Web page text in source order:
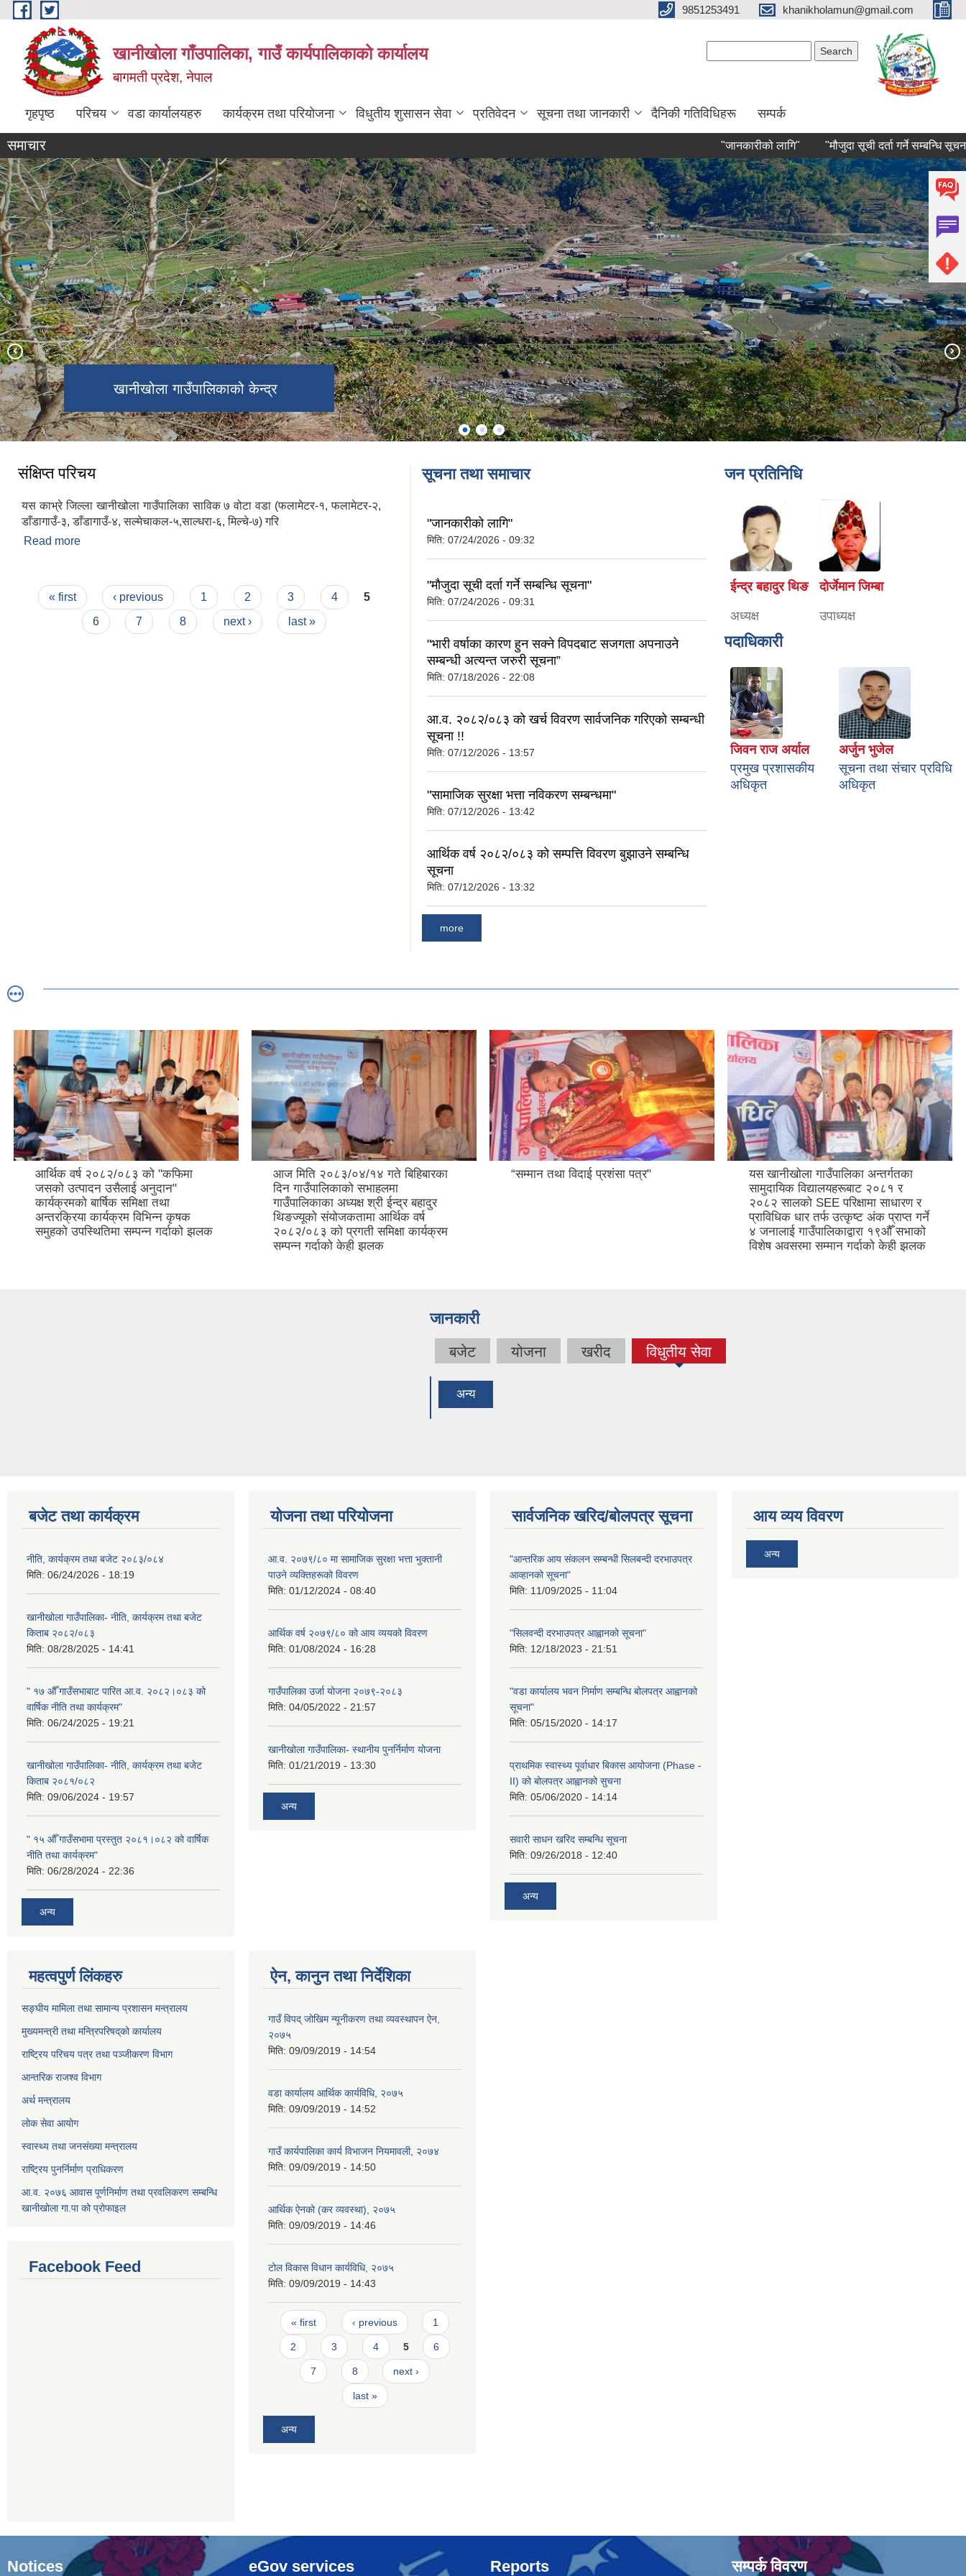
Skip to main content 9851253491 khanikholamun@gmail.com
खानीखोला गाँउपालिका, गाउँ कार्यपालिकाको कार्यालय
बागमती प्रदेश, नेपाल
गृहपृष्ठ परिचय वडा कार्यालयहरु कार्यक्रम तथा परियोजना विधुतीय शुसासन सेवा प्रतिवेदन सूचना तथा जानकारी दैनिकी गतिविधिहरू सम्पर्क
समाचार "जानकारीको लागि" "मौजुदा सूची दर्ता गर्ने सम्बन्धि सूचना"
खानीखोला गाउँपालिकाको केन्द्र
खानीखोला गाउँपालिकाको पुरा दृश्य
खानीखोला गाउँपालिका वडा नं. २ स्थित
भिमसेनथान मन्दिर
संक्षिप्त परिचय
यस काभ्रे जिल्ला खानीखोला गाउँपालिका साविक ७ वोटा वडा (फलामेटर-१, फलामेटर-२,
डाँडागाउँ-३, डाँडागाउँ-४, सल्मेचाकल-५,साल्धरा-६, मिल्चे-७) गरि
Read more
Pages
« first ‹ previous 1 2 3 4
5
6
7 8 next › last »
सूचना तथा समाचार
"जानकारीको लागि"
मिति: 07/24/2026 - 09:32
"मौजुदा सूची दर्ता गर्ने सम्बन्धि सूचना"
मिति: 07/24/2026 - 09:31
"भारी वर्षाका कारण हुन सक्ने विपदबाट सजगता अपनाउने
सम्बन्धी अत्यन्त जरुरी सूचना”
मिति: 07/18/2026 - 22:08
आ.व. २०८२/०८३ को खर्च विवरण सार्वजनिक गरिएको सम्बन्धी
सूचना !!
मिति: 07/12/2026 - 13:57
"सामाजिक सुरक्षा भत्ता नविकरण सम्बन्धमा"
मिति: 07/12/2026 - 13:42
आर्थिक वर्ष २०८२/०८३ को सम्पत्ति विवरण बुझाउने सम्बन्धि
सूचना
मिति: 07/12/2026 - 13:32
more
जन प्रतिनिधि
ईन्द्र बहादुर थिङ
अध्यक्ष
दोर्जेमान जिम्बा
उपाध्यक्ष
पदाधिकारी
जिवन राज अर्याल
प्रमुख प्रशासकीय
अधिकृत
अर्जुन भुजेल
सूचना तथा संचार प्रविधि
अधिकृत
आर्थिक वर्ष २०८२/०८३ को "कफिमा
जसको उत्पादन उसैलाई अनुदान"
कार्यक्रमको बार्षिक समिक्षा तथा
अन्तरक्रिया कार्यक्रम विभिन्न कृषक
समुहको उपस्थितिमा सम्पन्न गर्दाको झलक
आज मिति २०८३/०४/१४ गते बिहिबारका
दिन गाउँपालिकाको सभाहलमा
गाउँपालिकाका अध्यक्ष श्री ईन्द्र बहादुर
थिङज्यूको संयोजकतामा आर्थिक वर्ष
२०८२/०८३ को प्रगती समिक्षा कार्यक्रम
सम्पन्न गर्दाको केही झलक
“सम्मान तथा विदाई प्रशंसा पत्र"
यस खानीखोला गाउँपालिका अन्तर्गतका
सामुदायिक विद्यालयहरूबाट २०८१ र
२०८२ सालको SEE परिक्षामा साधारण र
प्राविधिक धार तर्फ उत्कृष्ट अंक प्राप्त गर्ने
४ जनालाई गाउँपालिकाद्वारा १९औँ सभाको
विशेष अवसरमा सम्मान गर्दाको केही झलक
जानकारी
बजेट योजना खरीद विधुतीय सेवा
(active tab)
अन्य
बजेट तथा कार्यक्रम
नीति, कार्यक्रम तथा बजेट २०८३/०८४
मिति: 06/24/2026 - 18:19
खानीखोला गाउँपालिका- नीति, कार्यक्रम तथा बजेट
किताब २०८२/०८३
मिति: 08/28/2025 - 14:41
" १७ औँ गाउँसभाबाट पारित आ.व. २०८२।०८३ को
वार्षिक नीति तथा कार्यक्रम"
मिति: 06/24/2025 - 19:21
खानीखोला गाउँपालिका- नीति, कार्यक्रम तथा बजेट
किताब २०८१/०८२
मिति: 09/06/2024 - 19:57
" १५ औँ गाउँसभामा प्रस्तुत २०८१।०८२ को वार्षिक
नीति तथा कार्यक्रम"
मिति: 06/28/2024 - 22:36
अन्य
योजना तथा परियोजना
आ.व. २०७९/८० मा सामाजिक सुरक्षा भत्ता भुक्तानी
पाउने व्यक्तिहरूको विवरण
मिति: 01/12/2024 - 08:40
आर्थिक वर्ष २०७९/८० को आय व्ययको विवरण
मिति: 01/08/2024 - 16:28
गाउँपालिका उर्जा योजना २०७९-२०८३
मिति: 04/05/2022 - 21:57
खानीखोला गाउँपालिका- स्थानीय पुनर्निर्माण योजना
मिति: 01/21/2019 - 13:30
अन्य
सार्वजनिक खरिद/बोलपत्र सूचना
"आन्तरिक आय संकलन सम्बन्धी सिलबन्दी दरभाउपत्र
आव्हानको सूचना"
मिति: 11/09/2025 - 11:04
"सिलवन्दी दरभाउपत्र आह्वानको सूचना"
मिति: 12/18/2023 - 21:51
"वडा कार्यालय भवन निर्माण सम्बन्धि बोलपत्र आह्वानको
सूचना"
मिति: 05/15/2020 - 14:17
प्राथमिक स्वास्थ्य पूर्वाधार बिकास आयोजना (Phase -
II) को बोलपत्र आह्वानको सुचना
मिति: 05/06/2020 - 14:14
सवारी साधन खरिद सम्बन्धि सूचना
मिति: 09/26/2018 - 12:40
अन्य
आय व्यय विवरण
अन्य
महत्वपुर्ण लिंकहरु
सङ्घीय मामिला तथा सामान्य प्रशासन मन्त्रालय
मुख्यमन्त्री तथा मन्त्रिपरिषद्‌को कार्यालय
राष्ट्रिय परिचय पत्र तथा पञ्जीकरण विभाग
आन्तरिक राजश्व विभाग
अर्थ मन्त्रालय
लोक सेवा आयोग
स्वास्थ्य तथा जनसंख्या मन्त्रालय
राष्ट्रिय पुनर्निर्माण प्राधिकरण
आ.व. २०७६ आवास पूर्णनिर्माण तथा प्रवलिकरण सम्बन्धि
खानीखोला गा.पा को प्रोफाइल
Facebook Feed
ऐन, कानुन तथा निर्देशिका
गाउँ विपद् जोखिम न्यूनीकरण तथा व्यवस्थापन ऐन,
२०७५
मिति: 09/09/2019 - 14:54
वडा कार्यालय आर्थिक कार्यविधि, २०७५
मिति: 09/09/2019 - 14:52
गाउँ कार्यपालिका कार्य विभाजन नियमावली, २०७४
मिति: 09/09/2019 - 14:50
आर्थिक ऐनको (कर व्यवस्था), २०७५
मिति: 09/09/2019 - 14:46
टोल विकास विधान कार्यविधि, २०७५
मिति: 09/09/2019 - 14:43
Pages
« first ‹ previous 1
2 3 4 5 6
7 8 next ›
last »
अन्य
Notices eGov services Reports सम्पर्क विवरण